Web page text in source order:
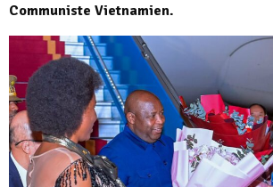
Communiste Vietnamien.